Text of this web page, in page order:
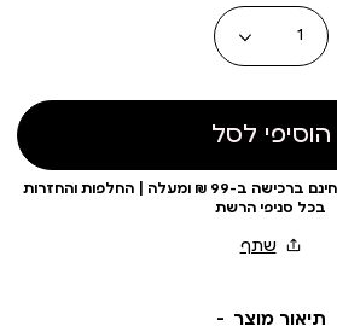
כמות
הוסיפי לסל
עלות משלוח 19 ₪ | משלוח חינם ברכישה ב-99 ₪ ומעלה | החלפות והחזרות
בכל סניפי הרשת
תיאור מוצר